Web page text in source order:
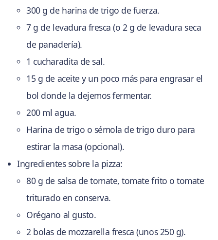
300 g de harina de trigo de fuerza.
7 g de levadura fresca (o 2 g de levadura seca
de panadería).
1 cucharadita de sal.
15 g de aceite y un poco más para engrasar el
bol donde la dejemos fermentar.
200 ml agua.
Harina de trigo o sémola de trigo duro para
estirar la masa (opcional).
Ingredientes sobre la pizza:
80 g de salsa de tomate, tomate frito o tomate
triturado en conserva.
Orégano al gusto.
2 bolas de mozzarella fresca (unos 250 g).